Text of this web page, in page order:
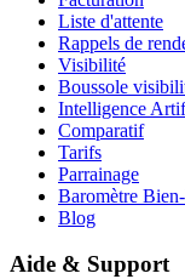
Liste d'attente
Rappels de
Visibilité
Boussole
Intelligence
Comparatif
Tarifs
Parrainage
Baromètre
Blog
Aide & Support